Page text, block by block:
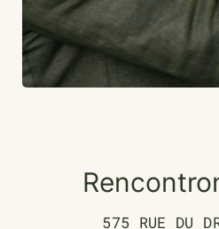
575 RUE DU